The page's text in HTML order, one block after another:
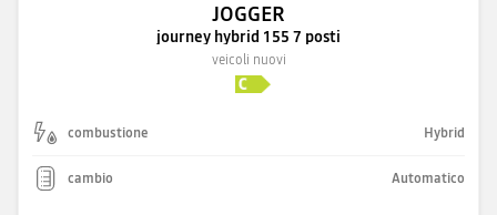
JOGGER
journey hybrid 155 7 posti
veicoli nuovi
combustione Hybrid
cambio Automatico